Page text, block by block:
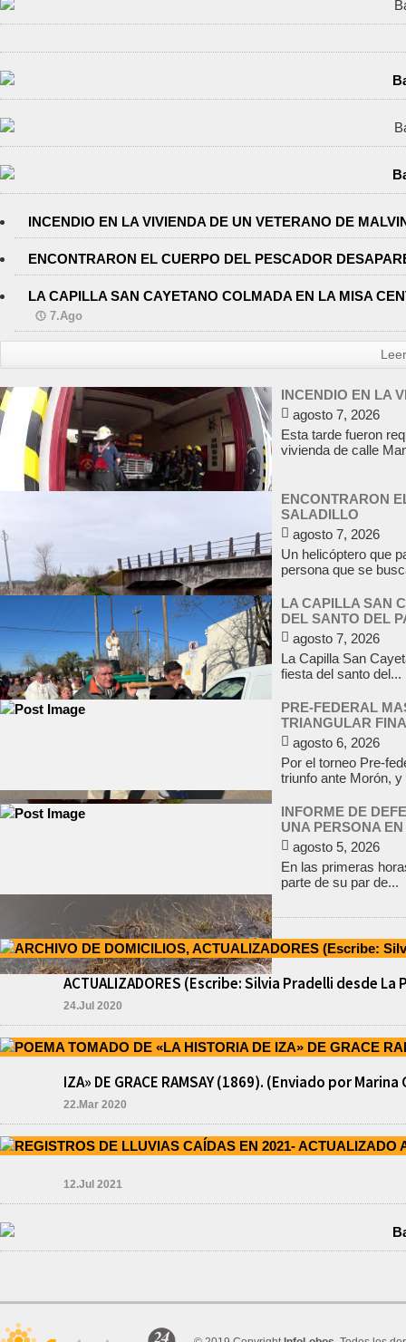
INCENDIO EN LA VIVIENDA DE UN VETERANO DE
ENCONTRARON EL CUERPO DEL PESCADOR
LA CAPILLA SAN CAYETANO COLMADA EN LA MISA
7.Ago
INCENDIO EN LA
agosto 7, 2026
Esta tarde fueron
vivienda de calle
ENCONTRARON
SALADILLO
agosto 7, 2026
Un helicóptero que
persona que se
LA CAPILLA SAN
DEL SANTO DEL
agosto 7, 2026
La Capilla San
fiesta del santo del...
PRE-FEDERAL
TRIANGULAR
agosto 6, 2026
Por el torneo Pre-
triunfo ante Morón, y
INFORME DE
UNA PERSONA
agosto 5, 2026
En las primeras
parte de su par de...
ACTUALIZADORES (Escribe: Silvia Pradelli desde
24.Jul 2020
IZA» DE GRACE RAMSAY (1869). (Enviado por
22.Mar 2020
12.Jul 2021